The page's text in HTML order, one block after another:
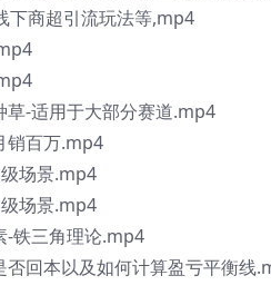
商超引流玩法等,mp4
草-适用于大部分赛道.mp4
销百万.mp4
场景.mp4
场景.mp4
-铁三角理论.mp4
回本以及如何计算盈亏平衡线